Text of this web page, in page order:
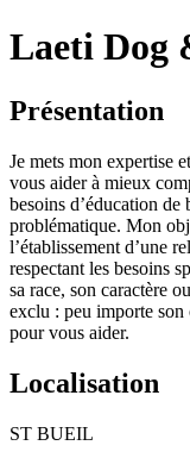
Laeti Dog
Présentation
Je mets mon expertise
vous aider à mieux
besoins d’éducation de
problématique. Mon
l’établissement d’une
respectant les besoins
sa race, son caractère
exclu : peu importe son
pour vous aider.
Localisation
ST BUEIL